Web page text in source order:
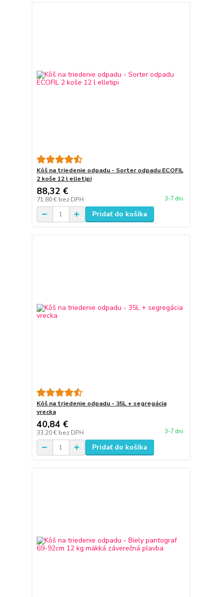
Kôš na triedenie odpadu - Sorter odpadu ECOFIL
2 koše 12 l elletipi
88,32 €
71,80 € bez DPH 3-7 dni
Pridať do košíka
Kôš na triedenie odpadu - 35L + segregácia
vrecka
40,84 €
33,20 € bez DPH 3-7 dni
Pridať do košíka